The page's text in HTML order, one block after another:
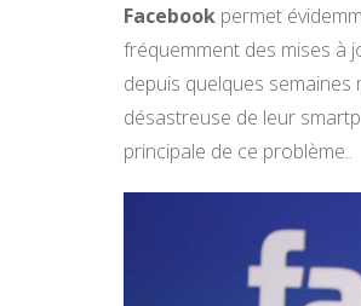
Facebook permet
fréquemment des mises à
depuis quelques
désastreuse de leur
principale de ce problème..